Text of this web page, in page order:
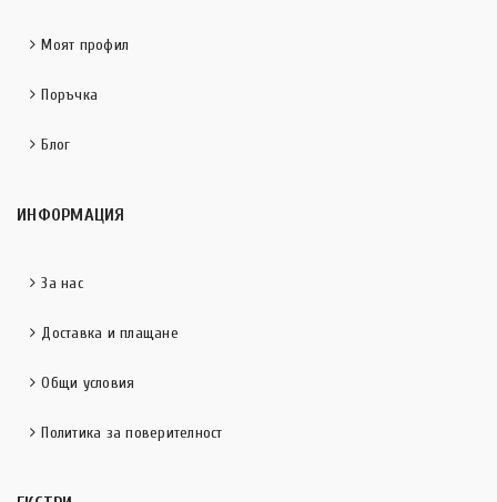
Моят профил
Поръчка
Блог
ИНФОРМАЦИЯ
За нас
Доставка и плащане
Общи условия
Политика за поверителност